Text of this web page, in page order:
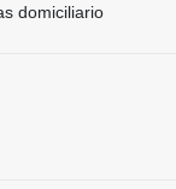
domiciliario